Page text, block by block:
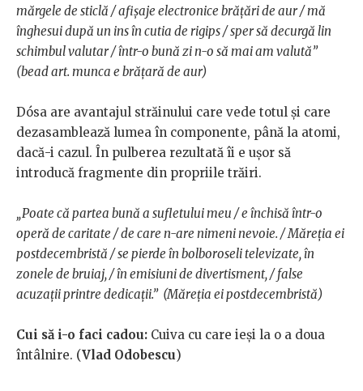
mărgele de sticlă / afișaje electronice brățări de aur / mă
înghesui după un ins în cutia de rigips / sper să decurgă lin
schimbul valutar / într-o bună zi n-o să mai am valută”
(bead art. munca e brățară de aur)
Dósa are avantajul străinului care vede totul și care
dezasamblează lumea în componente, până la atomi,
dacă-i cazul. În pulberea rezultată îi e ușor să
introducă fragmente din propriile trăiri.
„Poate că partea bună a sufletului meu / e închisă într-o
operă de caritate / de care n-are nimeni nevoie. / Măreția ei
postdecembristă / se pierde în bolboroseli televizate, în
zonele de bruiaj, / în emisiuni de divertisment, / false
acuzații printre dedicații.” (Măreția ei postdecembristă)
Cui să i-o faci cadou: Cuiva cu care ieși la o a doua
întâlnire. (Vlad Odobescu)